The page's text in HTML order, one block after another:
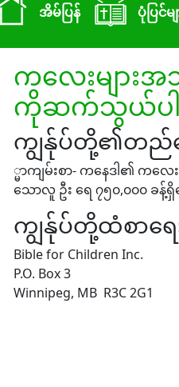
အိမ်ပြန် ပုံပြင်မ
ကလေးများအ
ကိုဆက်သွယ်ပါ
ကျွန်ုပ်တို့၏တည်န
မာကျမ်းစာ- ကနေဒါ၏ က
သောလူ ဦး ရေ ၇၅၀,၀၀၀ ခန့်
ကျွန်ုပ်တို့ထံစာရေ
Bible for Children Inc.
P.O. Box 3
Winnipeg, MB R3C 2G1